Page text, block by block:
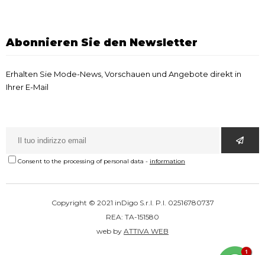
Abonnieren Sie den Newsletter
Erhalten Sie Mode-News, Vorschauen und Angebote direkt in
Ihrer E-Mail
Consent to the processing of personal data - information
Copyright © 2021 inDigo S.r.l. P.I. 02516780737
REA: TA-151580
web by ATTIVA WEB